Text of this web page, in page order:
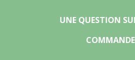
UNE QUESTION